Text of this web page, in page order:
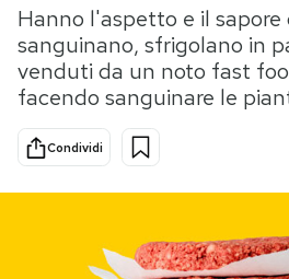
Politica
Tecnologia
Internet
Scienza
Cultura
Economia
Hanno l'aspetto e il
sanguinano, sfrigolano in
venduti da un noto fast
facendo sanguinare le
Condividi